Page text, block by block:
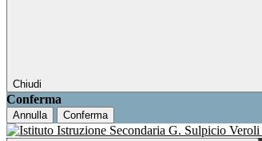
Chiudi
Conferma
Annulla Conferma